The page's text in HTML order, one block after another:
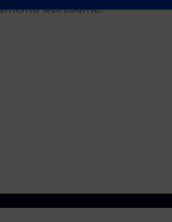
dell'esame.